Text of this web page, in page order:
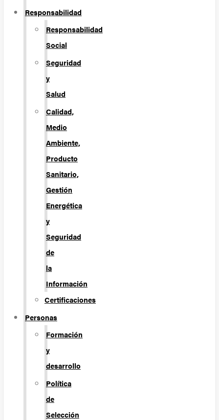
Responsabilidad
Responsabilidad
Social
Seguridad
y
Salud
Calidad,
Medio
Ambiente,
Producto
Sanitario,
Gestión
Energética
y
Seguridad
de
la
Información
Certificaciones
Personas
Formación
y
desarrollo
Política
de
Selección